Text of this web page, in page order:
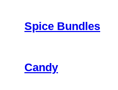
Spice Bundles
Candy